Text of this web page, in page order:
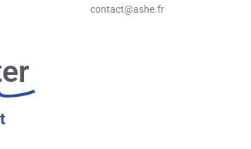
contact@ashe.fr